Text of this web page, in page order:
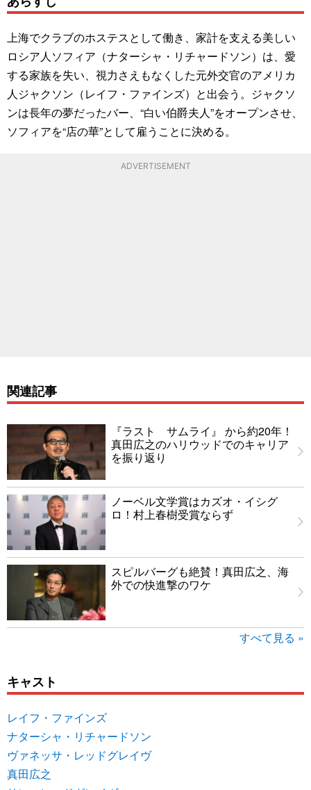
上海でクラブのホステスとして働き、家計を支える美しい
ロシア人ソフィア（ナターシャ・リチャードソン）は、愛
する家族を失い、視力さえもなくした元外交官のアメリカ
人ジャクソン（レイフ・ファインズ）と出会う。ジャクソ
ンは長年の夢だったバー、“白い伯爵夫人”をオープンさせ、
ソフィアを“店の華”として雇うことに決める。
ADVERTISEMENT
関連記事
『ラスト サムライ』 から約20年！
真田広之のハリウッドでのキャリア
を振り返り
ノーベル文学賞はカズオ・イシグ
ロ！村上春樹受賞ならず
スピルバーグも絶賛！真田広之、海
外での快進撃のワケ
すべて見る »
キャスト
レイフ・ファインズ
ナターシャ・リチャードソン
ヴァネッサ・レッドグレイヴ
真田広之